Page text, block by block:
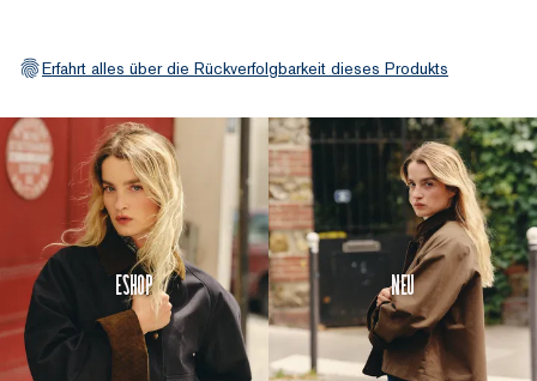
Erfahrt alles über die Rückverfolgbarkeit dieses Produkts
Eshop Neu